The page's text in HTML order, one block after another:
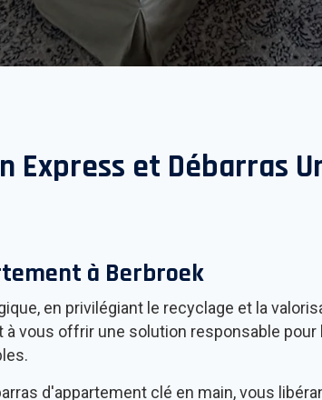
Express et Débarras
à Berbroek
en privilégiant le recyclage et la
vous offrir une solution responsable
d'appartement clé en main, vous